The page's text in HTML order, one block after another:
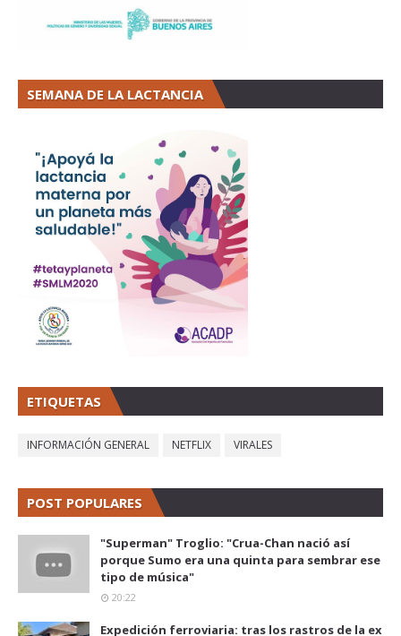
SEMANA DE LA LACTANCIA
ETIQUETAS
INFORMACIÓN GENERAL NETFLIX VIRALES
POST POPULARES
"Superman" Troglio: "Crua-Chan nació así
porque Sumo era una quinta para sembrar ese
tipo de música"
20:22
Expedición ferroviaria: tras los rastros de la ex